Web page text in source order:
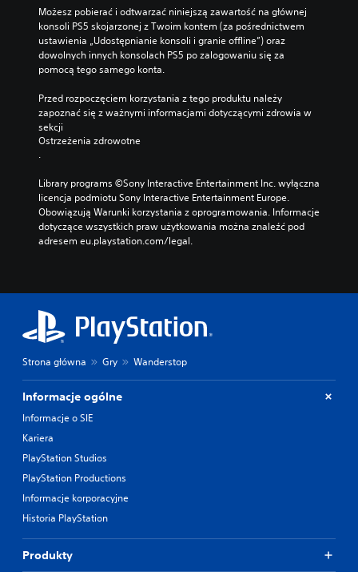
Możesz pobierać i odtwarzać niniejszą zawartość na głównej
konsoli PS5 skojarzonej z Twoim kontem (za pośrednictwem
ustawienia „Udostępnianie konsoli i granie offline”) oraz
dowolnych innych konsolach PS5 po zalogowaniu się za
pomocą tego samego konta.
Przed rozpoczęciem korzystania z tego produktu należy
zapoznać się z ważnymi informacjami dotyczącymi zdrowia w
sekcji
Ostrzeżenia zdrowotne
.
Library programs ©Sony Interactive Entertainment Inc. wyłączna
licencja podmiotu Sony Interactive Entertainment Europe.
Obowiązują Warunki korzystania z oprogramowania. Informacje
dotyczące wszystkich praw użytkowania można znaleźć pod
adresem eu.playstation.com/legal.
Strona główna Gry Wanderstop
Informacje ogólne
Informacje o SIE
Kariera
PlayStation Studios
PlayStation Productions
Informacje korporacyjne
Historia PlayStation
Produkty